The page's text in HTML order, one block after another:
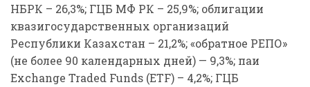
НБРК – 26,3%; ГЦБ МФ РК – 25,9%; облигации
квазигосударственных организаций
Республики Казахстан – 21,2%; «обратное РЕПО»
(не более 90 календарных дней) — 9,3%; паи
Exchange Traded Funds (ETF) – 4,2%; ГЦБ